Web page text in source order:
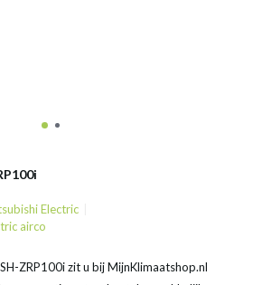
Electric
airco
ZRP100i zit u bij MijnKlimaatshop.nl